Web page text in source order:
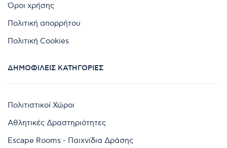
Όροι χρήσης
Πολιτική απορρήτου
Πολιτική Cookies
ΔΗΜΟΦΙΛΕΊΣ ΚΑΤΗΓΟΡΊΕΣ
Πολιτιστικοί Χώροι
Αθλητικές Δραστηριότητες
Escape Rooms - Παιχνίδια Δράσης